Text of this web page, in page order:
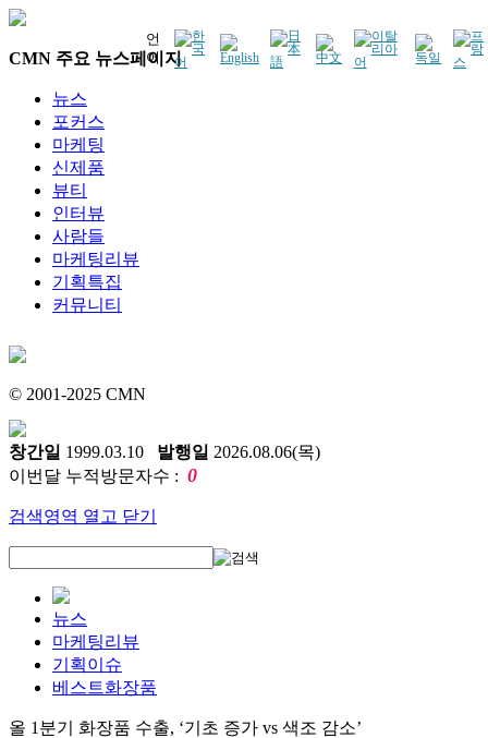
언
어
CMN 주요 뉴스페이지
뉴스
포커스
마케팅
신제품
뷰티
인터뷰
사람들
마케팅리뷰
기획특집
커뮤니티
© 2001-2025 CMN
창간일 1999.03.10 발행일 2026.08.06(목)
이번달 누적방문자수 : 0
검색영역 열고 닫기
뉴스
마케팅리뷰
기획이슈
베스트화장품
올 1분기 화장품 수출, ‘기초 증가 vs 색조 감소’